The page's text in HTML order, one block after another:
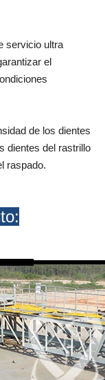
servicio ultra
el
de los dientes
dientes del rastrillo
raspado.